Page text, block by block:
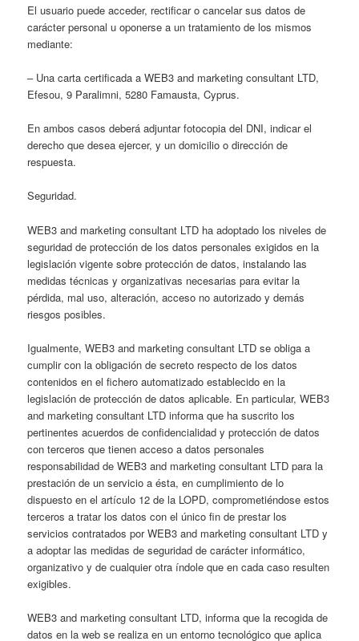
El usuario puede acceder, rectificar o cancelar sus datos de
carácter personal u oponerse a un tratamiento de los mismos
mediante:
– Una carta certificada a WEB3 and marketing consultant LTD,
Efesou, 9 Paralimni, 5280 Famausta, Cyprus.
En ambos casos deberá adjuntar fotocopia del DNI, indicar el
derecho que desea ejercer, y un domicilio o dirección de
respuesta.
Seguridad.
WEB3 and marketing consultant LTD ha adoptado los niveles de
seguridad de protección de los datos personales exigidos en la
legislación vigente sobre protección de datos, instalando las
medidas técnicas y organizativas necesarias para evitar la
pérdida, mal uso, alteración, acceso no autorizado y demás
riesgos posibles.
Igualmente, WEB3 and marketing consultant LTD se obliga a
cumplir con la obligación de secreto respecto de los datos
contenidos en el fichero automatizado establecido en la
legislación de protección de datos aplicable. En particular, WEB3
and marketing consultant LTD informa que ha suscrito los
pertinentes acuerdos de confidencialidad y protección de datos
con terceros que tienen acceso a datos personales
responsabilidad de WEB3 and marketing consultant LTD para la
prestación de un servicio a ésta, en cumplimiento de lo
dispuesto en el artículo 12 de la LOPD, comprometiéndose estos
terceros a tratar los datos con el único fin de prestar los
servicios contratados por WEB3 and marketing consultant LTD y
a adoptar las medidas de seguridad de carácter informático,
organizativo y de cualquier otra índole que en cada caso resulten
exigibles.
WEB3 and marketing consultant LTD, informa que la recogida de
datos en la web se realiza en un entorno tecnológico que aplica